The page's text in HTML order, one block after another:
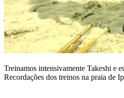
Treinamos intensivamente Takeshi e
Recordações dos treinos na praia de